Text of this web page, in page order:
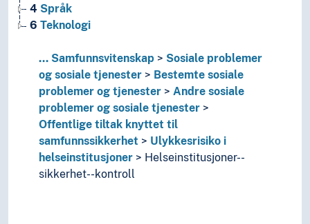
4 Språk
6 Teknologi
... Samfunnsvitenskap
Sosiale problemer
og sosiale tjenester
Bestemte sosiale
problemer og tjenester
Andre sosiale
problemer og sosiale tjenester
Offentlige tiltak knyttet til
samfunnssikkerhet
Ulykkesrisiko i
helseinstitusjoner
Helseinstitusjoner--
sikkerhet--kontroll